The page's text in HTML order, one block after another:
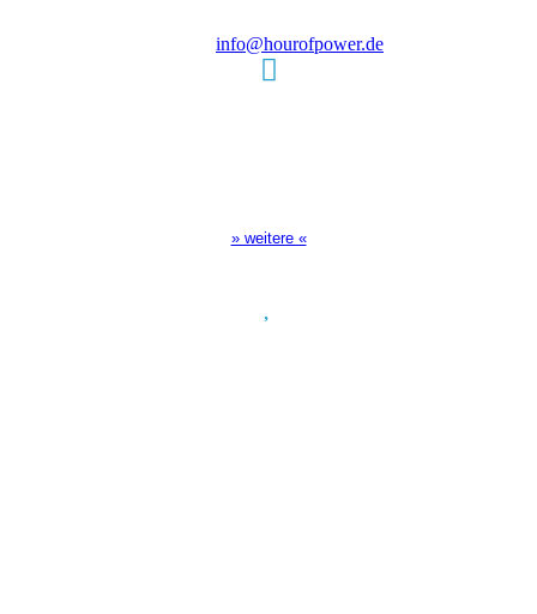
info@hourofpower.de
» weitere «